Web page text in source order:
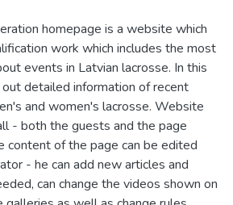
homepage is a website which
work which includes the most
events in Latvian lacrosse. In this
detailed information of recent
and women's lacrosse. Website
- both the guests and the page
content of the page can be edited
- he can add new articles and
can change the videos shown on